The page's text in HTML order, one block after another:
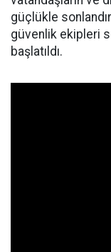
güçlükle
güvenlik ekipleri
başlatıldı.